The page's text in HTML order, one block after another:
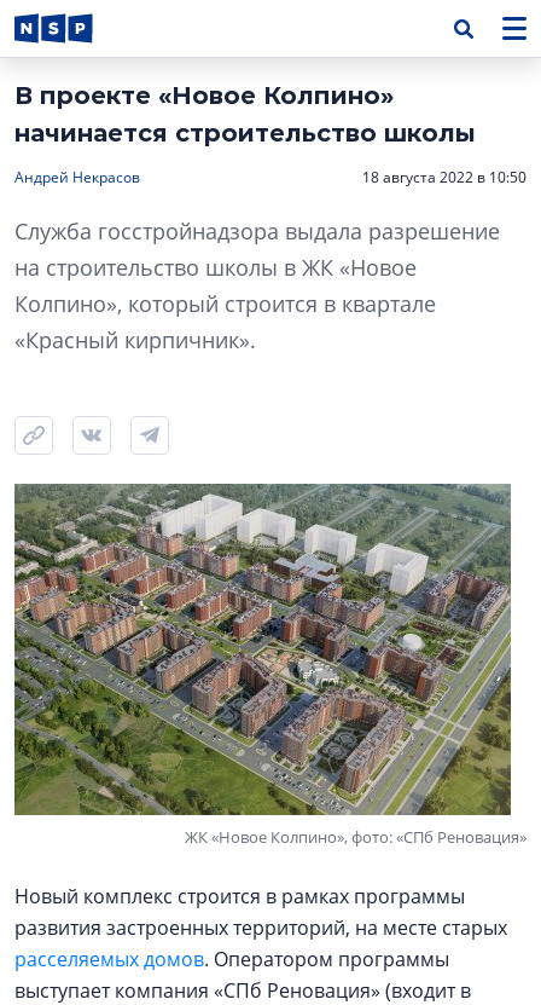
В проекте «Новое Колпино»
начинается строительство школы
Андрей Некрасов 18 августа 2022 в 10:50
Служба госстройнадзора выдала разрешение
на строительство школы в ЖК «Новое
Колпино», который строится в квартале
«Красный кирпичник».
ЖК «Новое Колпино», фото: «СПб Реновация»
Новый комплекс строится в рамках программы
развития застроенных территорий, на месте старых
расселяемых домов. Оператором программы
выступает компания «СПб Реновация» (входит в